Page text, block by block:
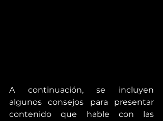
A continuación, se incluyen
algunos consejos para presentar
contenido que hable con las